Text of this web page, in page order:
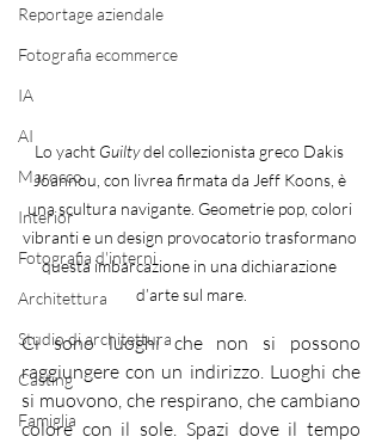
Reportage aziendale
Fotografia ecommerce
IA
AI
Marocco
Interior
Fotografia d'interni
Architettura
Studio di architettura
Casting
Famiglia
Lo yacht Guilty del collezionista greco Dakis
Joannou, con livrea firmata da Jeff Koons, è
una scultura navigante. Geometrie pop, colori
vibranti e un design provocatorio trasformano
questa imbarcazione in una dichiarazione
d’arte sul mare.
Ci sono luoghi che non si possono
raggiungere con un indirizzo. Luoghi che
si muovono, che respirano, che cambiano
colore con il sole. Spazi dove il tempo